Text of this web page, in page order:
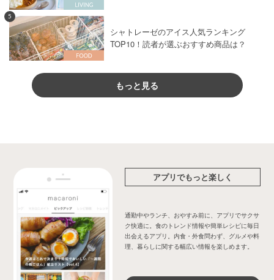
5
シャトレーゼのアイス人気ランキング
TOP10！読者が選ぶおすすめ商品は？
もっと見る
アプリでもっと楽しく
通勤中やランチ、おやすみ前に、アプリでサクサ
ク快適に。食のトレンド情報や簡単レシピに毎日
出会えるアプリ。内食・外食問わず、グルメや料
理、暮らしに関する幅広い情報を楽しめます。